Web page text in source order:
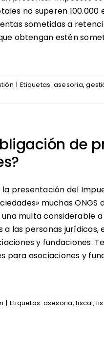
no superen 100.000
sometidas a
obtengan estén
| Etiquetas: asesoria,
de
presentación del
muchas ONGS
multa considerable
las personas
y fundaciones.
para asociaciones y
| Etiquetas: asesoria,fiscal,